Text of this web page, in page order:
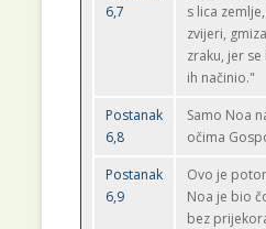
6,7
s lica
zvijeri,
zraku, jer
ih načinio."
Postanak
6,8
Samo Noa
očima
Postanak
6,9
Ovo je
Noa je bio
bez